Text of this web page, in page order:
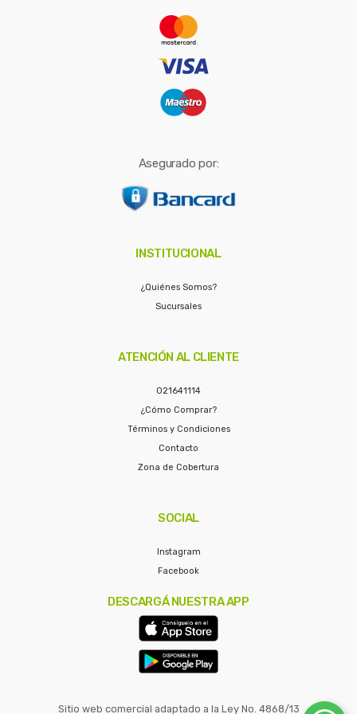
Asegurado por:
INSTITUCIONAL
¿Quiénes Somos?
Sucursales
ATENCIÓN AL CLIENTE
021641114
¿Cómo Comprar?
Términos y Condiciones
Contacto
Zona de Cobertura
SOCIAL
Instagram
Facebook
DESCARGÁ NUESTRA APP
Sitio web comercial adaptado a la Ley No. 4868/13